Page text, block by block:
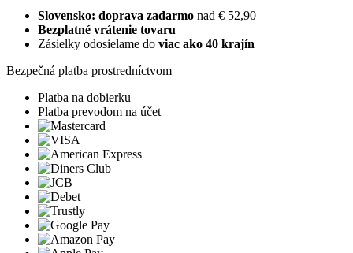
Slovensko: doprava zadarmo nad € 52,90
Bezplatné vrátenie tovaru
Zásielky odosielame do viac ako 40 krajín
Bezpečná platba prostredníctvom
Platba na dobierku
Platba prevodom na účet